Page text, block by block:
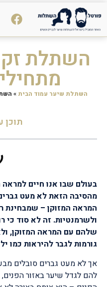
השתלת
השתלת שיער עמוד הבית»
תוכן
בעולם שבו אנו חיים
מהסיבה הזאת לא מעט
המראה המזוקן – שמבחינת
ולשרמנטיות. זה לא סוד כי
שלהם עם המראה המזוקן,
גורמות לגבר להיראות כמו
אך לא מעט גברים סובלים
להם לגדל שיער באזור